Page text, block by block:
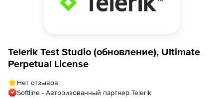
Telerik Test Studio (обновление), Ultimate
Perpetual License
Нет отзывов
Softline - Авторизованный партнер Telerik